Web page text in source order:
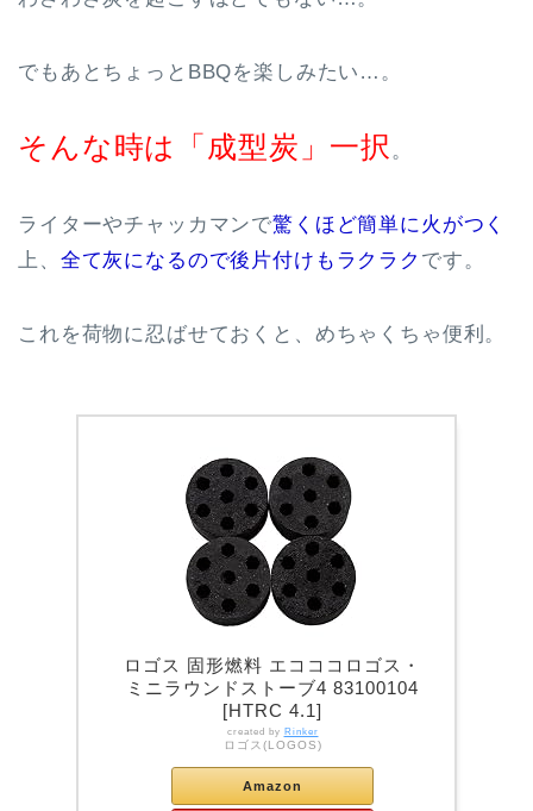
でもあとちょっとBBQを楽しみたい…。
そんな時は「成型炭」一択 。
ライターやチャッカマンで驚くほど簡単に火がつく
上、 全て灰になるので後片付けもラクラク です。
これを荷物に忍ばせておくと、めちゃくちゃ便利。
ロゴス 固形燃料 エコココロゴス・
ミニラウンドストーブ4 83100104
[HTRC 4.1]
created by Rinker
ロゴス(LOGOS)
Amazon